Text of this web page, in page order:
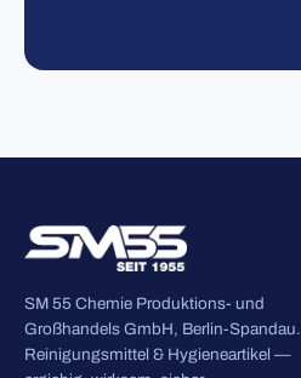
SM 55 Chemie Produktions- und
Großhandels GmbH, Berlin-Spandau.
Reinigungsmittel & Hygieneartikel —